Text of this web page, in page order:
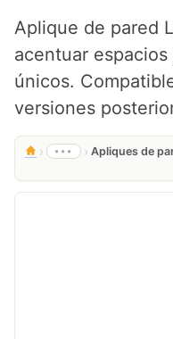
Aplique de pared
acentuar
únicos.
versiones
› ••• ›